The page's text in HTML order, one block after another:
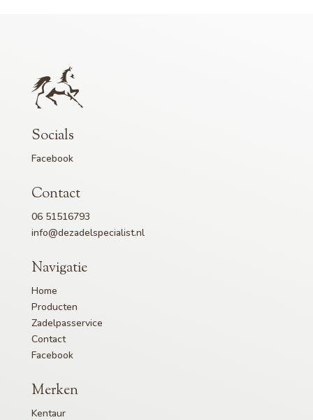
Socials
Facebook
Contact
06 51516793
info@dezadelspecialist.nl
Navigatie
Home
Producten
Zadelpasservice
Contact
Facebook
Merken
Kentaur